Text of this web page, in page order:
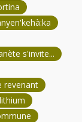
s'invite...
revenant
lithium